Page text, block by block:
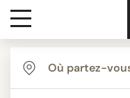
Destinations